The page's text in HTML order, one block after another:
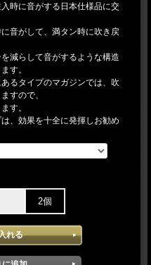
時に音がする日本仕様品に交
音がして、満タン時に吹き戻
減らして音がするような構造
す。
るタイプのマガジンでは、吹
すので、
す。
、効果を十全に発揮しお勧め
2個